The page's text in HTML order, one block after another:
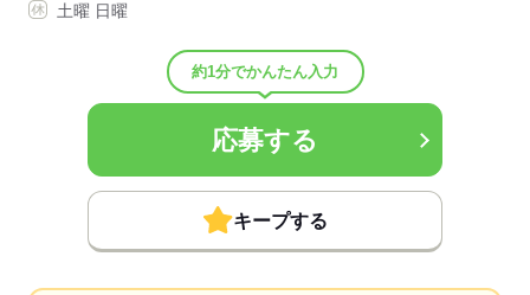
土曜 日曜
約1分でかんたん入力
応募する
キープする